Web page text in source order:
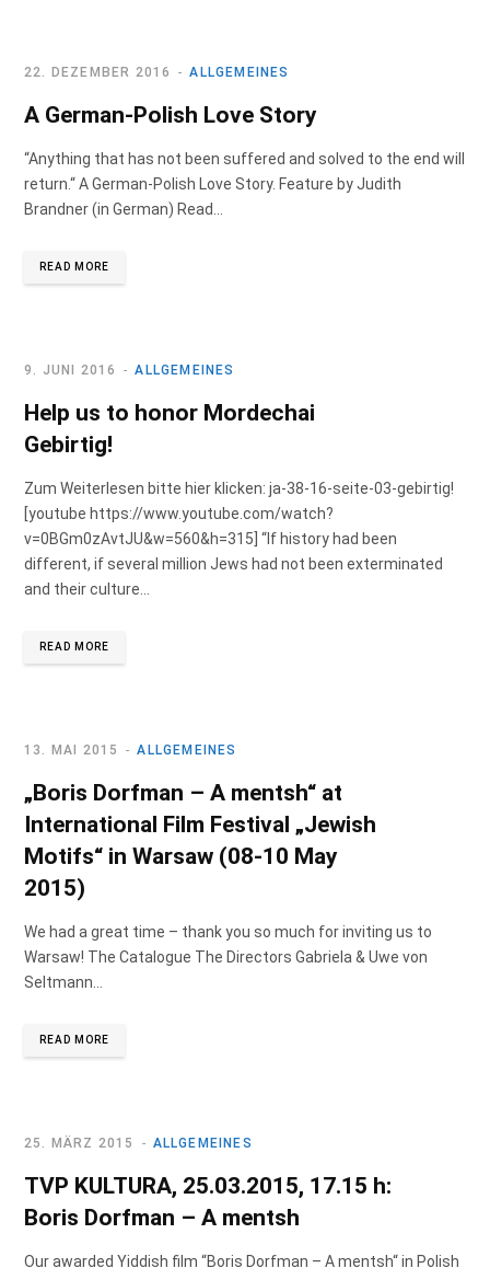
k a
ALLGEMEINES
22. DEZEMBER 2016
A German-Polish Love Story
“Anything that has not been suffered and solved to the end will
return.“ A German-Polish Love Story. Feature by Judith
Brandner (in German) Read…
READ MORE
ALLGEMEINES
9. JUNI 2016
Help us to honor Mordechai
Gebirtig!
Zum Weiterlesen bitte hier klicken: ja-38-16-seite-03-gebirtig!
[youtube https://www.youtube.com/watch?
v=0BGm0zAvtJU&w=560&h=315] “If history had been
different, if several million Jews had not been exterminated
and their culture…
READ MORE
ALLGEMEINES
13. MAI 2015
„Boris Dorfman – A mentsh“ at
International Film Festival „Jewish
Motifs“ in Warsaw (08-10 May
2015)
We had a great time – thank you so much for inviting us to
Warsaw! The Catalogue The Directors Gabriela & Uwe von
Seltmann…
READ MORE
ALLGEMEINES
25. MÄRZ 2015
TVP KULTURA, 25.03.2015, 17.15 h:
Boris Dorfman – A mentsh
Our awarded Yiddish film “Boris Dorfman – A mentsh“ in Polish